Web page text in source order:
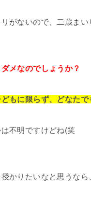
がないので、二歳まい
メなのでしょうか？
もに限らず、どなたで
不明ですけどね(笑
かりたいなと思うなら